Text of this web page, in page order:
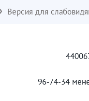
Версия для
96-74-34